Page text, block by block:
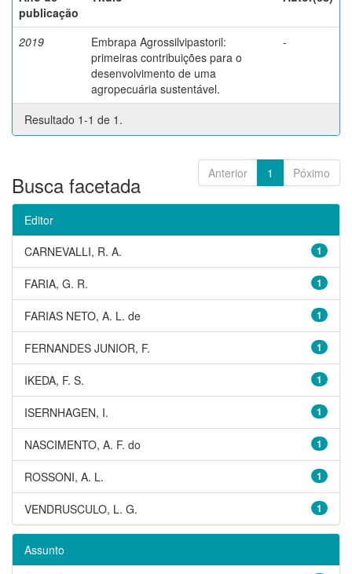
publicação
2019
Embrapa Agrossilvipastoril:
primeiras contribuições para o
desenvolvimento de uma
agropecuária sustentável.
-
Resultado 1-1 de 1.
Anterior 1 Póximo
Busca facetada
Editor
1
CARNEVALLI, R. A.
1
FARIA, G. R.
1
FARIAS NETO, A. L. de
1
FERNANDES JUNIOR, F.
1
IKEDA, F. S.
1
ISERNHAGEN, I.
1
NASCIMENTO, A. F. do
1
ROSSONI, A. L.
1
VENDRUSCULO, L. G.
Assunto